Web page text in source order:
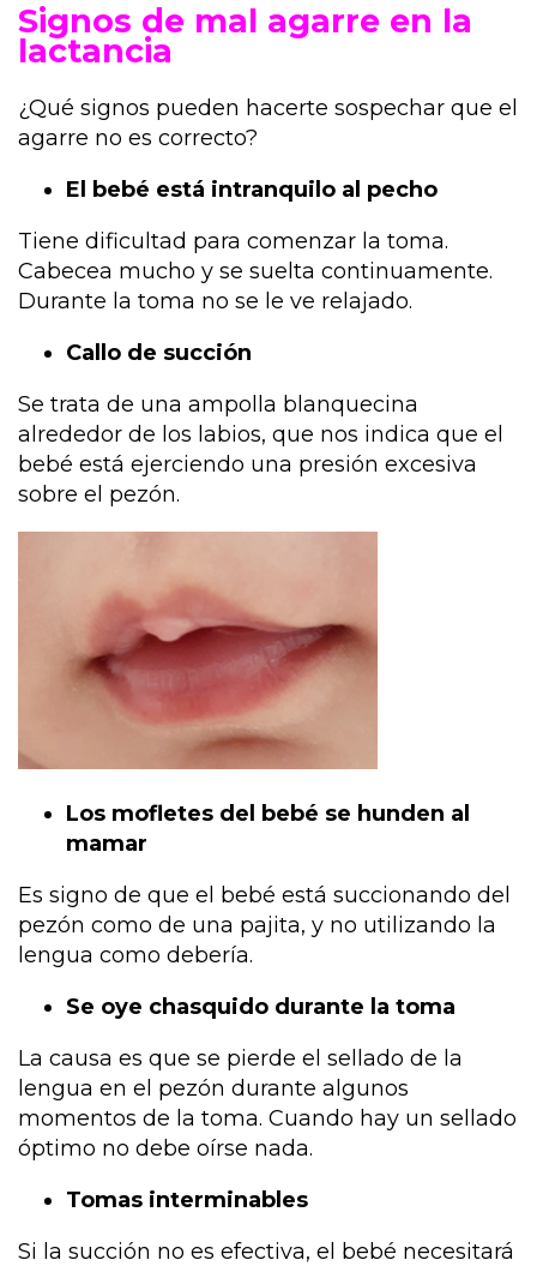
Signos de mal agarre en la
lactancia
¿Qué signos pueden hacerte sospechar que el
agarre no es correcto?
El bebé está intranquilo al pecho
Tiene dificultad para comenzar la toma.
Cabecea mucho y se suelta continuamente.
Durante la toma no se le ve relajado.
Callo de succión
Se trata de una ampolla blanquecina
alrededor de los labios, que nos indica que el
bebé está ejerciendo una presión excesiva
sobre el pezón.
Los mofletes del bebé se hunden al
mamar
Es signo de que el bebé está succionando del
pezón como de una pajita, y no utilizando la
lengua como debería.
Se oye chasquido durante la toma
La causa es que se pierde el sellado de la
lengua en el pezón durante algunos
momentos de la toma. Cuando hay un sellado
óptimo no debe oírse nada.
Tomas interminables
Si la succión no es efectiva, el bebé necesitará